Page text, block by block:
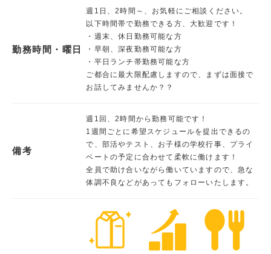
勤務時間・曜日
週1日、2時間～、お気軽にご相談ください。
以下時間帯で勤務できる方、大歓迎です！
・週末、休日勤務可能な方
・早朝、深夜勤務可能な方
・平日ランチ帯勤務可能な方
ご都合に最大限配慮しますので、まずは面接で
お話してみませんか？？
備考
週1回、2時間から勤務可能です！
1週間ごとに希望スケジュールを提出できるの
で、部活やテスト、お子様の学校行事、プライ
ベートの予定に合わせて柔軟に働けます！
全員で助け合いながら働いていますので、急な
体調不良などがあってもフォローいたします。